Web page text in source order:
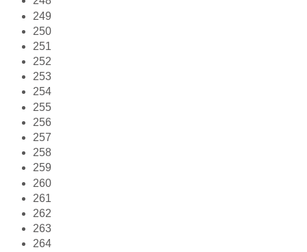
249
250
251
252
253
254
255
256
257
258
259
260
261
262
263
264